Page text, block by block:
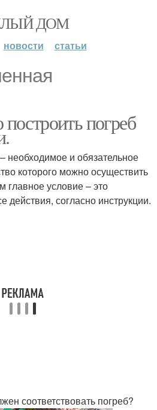
ДОМ
новости статьи
погреб
необходимое и обязательное
которого можно осуществить
главное условие – это
действия, согласно инструкции.
соответствовать погреб?